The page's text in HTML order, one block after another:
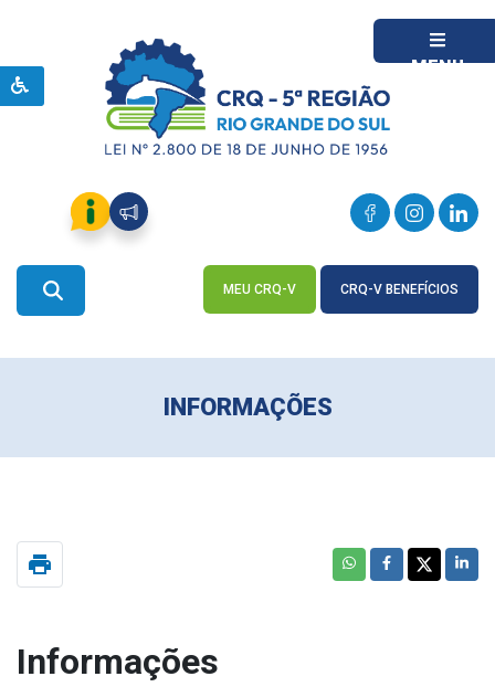
MENU
MEU CRQ-V CRQ-V BENEFÍCIOS
INFORMAÇÕES
print
Informações